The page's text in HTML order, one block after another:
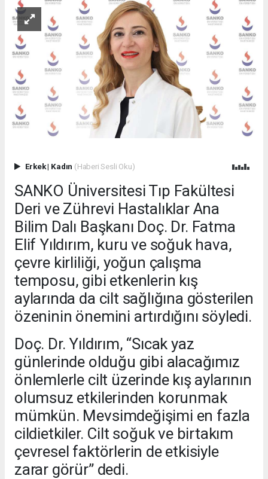
Erkek| Kadın (Haberi Sesli Oku)
SANKO Üniversitesi Tıp Fakültesi
Deri ve Zührevi Hastalıklar Ana
Bilim Dalı Başkanı Doç. Dr. Fatma
Elif Yıldırım, kuru ve soğuk hava,
çevre kirliliği, yoğun çalışma
temposu, gibi etkenlerin kış
aylarında da cilt sağlığına gösterilen
özeninin önemini artırdığını söyledi.
Doç. Dr. Yıldırım, “Sıcak yaz
günlerinde olduğu gibi alacağımız
önlemlerle cilt üzerinde kış aylarının
olumsuz etkilerinden korunmak
mümkün. Mevsimdeğişimi en fazla
cildietkiler. Cilt soğuk ve birtakım
çevresel faktörlerin de etkisiyle
zarar görür” dedi.